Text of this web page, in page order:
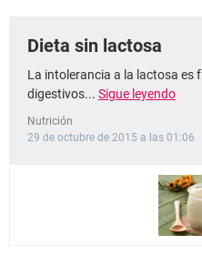
Dieta sin lactosa
La intolerancia a la lactosa
digestivos... Sigue leyendo
Nutrición
29 de octubre de 2015 a las 01:06